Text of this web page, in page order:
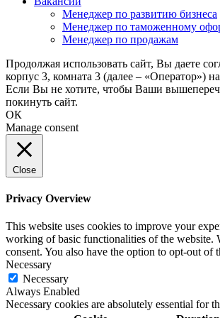
Менеджер по развитию бизнеса
Менеджер по таможенному
Менеджер по продажам
Продолжая использовать сайт, Вы даете
корпус 3, комната 3 (далее – «Оператор»)
Если Вы не хотите, чтобы Ваши
покинуть сайт.
ОК
Manage consent
Close
Privacy Overview
This website uses cookies to improve your
working of basic functionalities of the website.
consent. You also have the option to opt-out
Necessary
Necessary
Always Enabled
Necessary cookies are absolutely essential for